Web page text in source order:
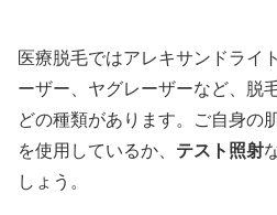
医療脱毛ではアレキサンドライ
ーザー、ヤグレーザーなど、脱
どの種類があります。ご自身の
を使用しているか、 テスト照射
しょう。